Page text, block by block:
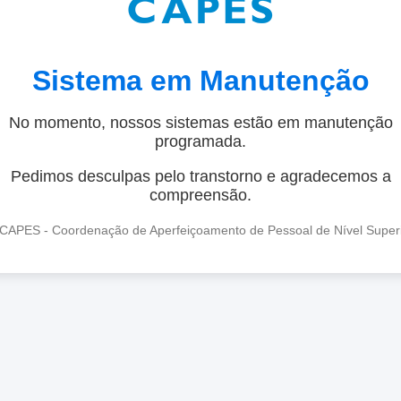
Sistema em Manutenção
No momento, nossos sistemas estão em manutenção
programada.
Pedimos desculpas pelo transtorno e agradecemos a
compreensão.
- Coordenação de Aperfeiçoamento de Pessoal de Nível